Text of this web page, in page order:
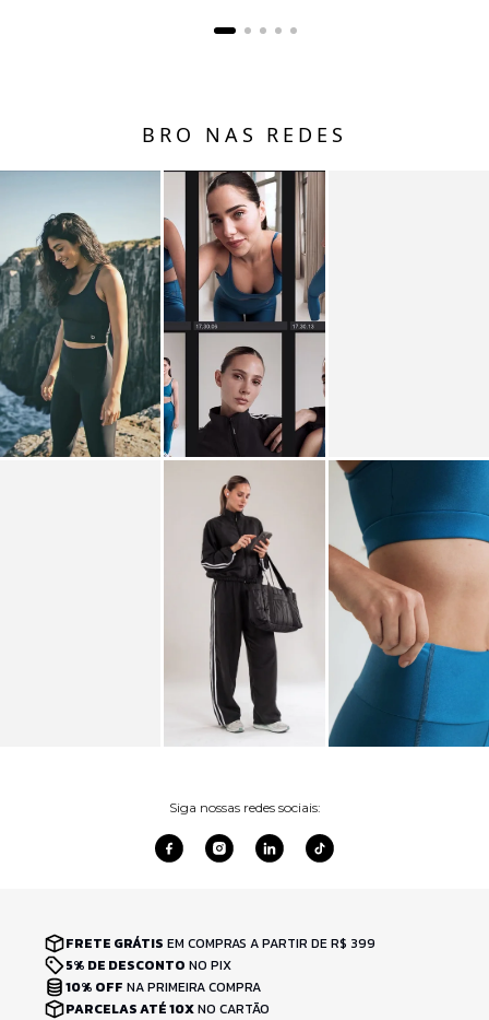
BRO NAS REDES
Siga nossas redes sociais:
FRETE GRÁTIS EM COMPRAS A PARTIR DE R$ 399
5% DE DESCONTO NO PIX
10% OFF NA PRIMEIRA COMPRA
PARCELAS ATÉ 10XNO CARTÃO